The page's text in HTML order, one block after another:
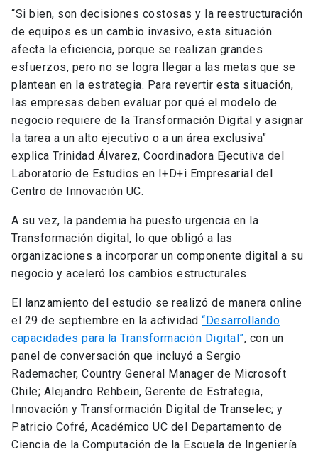
“Si bien, son decisiones costosas y la reestructuración
de equipos es un cambio invasivo, esta situación
afecta la eficiencia, porque se realizan grandes
esfuerzos, pero no se logra llegar a las metas que se
plantean en la estrategia. Para revertir esta situación,
las empresas deben evaluar por qué el modelo de
negocio requiere de la Transformación Digital y asignar
la tarea a un alto ejecutivo o a un área exclusiva”
explica Trinidad Álvarez, Coordinadora Ejecutiva del
Laboratorio de Estudios en I+D+i Empresarial del
Centro de Innovación UC.
A su vez, la pandemia ha puesto urgencia en la
Transformación digital, lo que obligó a las
organizaciones a incorporar un componente digital a su
negocio y aceleró los cambios estructurales.
El lanzamiento del estudio se realizó de manera online
el 29 de septiembre en la actividad “Desarrollando
capacidades para la Transformación Digital”, con un
panel de conversación que incluyó a Sergio
Rademacher, Country General Manager de Microsoft
Chile; Alejandro Rehbein, Gerente de Estrategia,
Innovación y Transformación Digital de Transelec; y
Patricio Cofré, Académico UC del Departamento de
Ciencia de la Computación de la Escuela de Ingeniería